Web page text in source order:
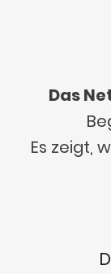
Das
Es zeigt,